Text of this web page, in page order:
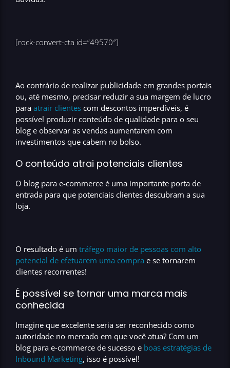
[rock-convert-cta id=”49570″]
Ao contrário de realizar publicidade em grandes portais
ou, até mesmo, precisar reduzir a sua margem de lucro
para atrair clientes com descontos imperdíveis, é
possível produzir conteúdo de qualidade para o seu
blog e observar as vendas aumentarem com
investimentos que cabem no bolso.
O conteúdo atrai potenciais clientes
O blog para e-commerce é uma importante porta de
entrada para que potenciais clientes descubram a sua
loja.
O resultado é um tráfego maior de pessoas com alto
potencial de efetuarem uma compra e se tornarem
clientes recorrentes!
É possível se tornar uma marca mais
conhecida
Imagine que excelente seria ser reconhecido como
autoridade no mercado em que você atua? Com um
blog para e-commerce de sucesso e boas estratégias de
Inbound Marketing, isso é possível!